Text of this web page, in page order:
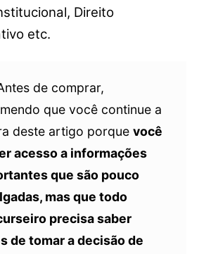
Direito
etc.
de comprar,
que você continue a
deste artigo porque você
acesso a informações
que são pouco
mas que todo
precisa saber
de tomar a decisão de